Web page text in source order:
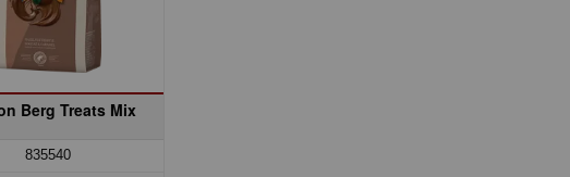
Berg Treats Mix
835540